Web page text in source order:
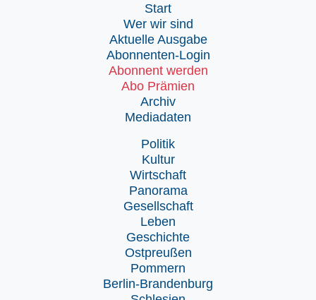
Start
Wer wir sind
Aktuelle Ausgabe
Abonnenten-Login
Abonnent werden
Abo Prämien
Archiv
Mediadaten
Politik
Kultur
Wirtschaft
Panorama
Gesellschaft
Leben
Geschichte
Ostpreußen
Pommern
Berlin-Brandenburg